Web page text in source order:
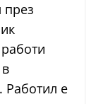
през
Работил е